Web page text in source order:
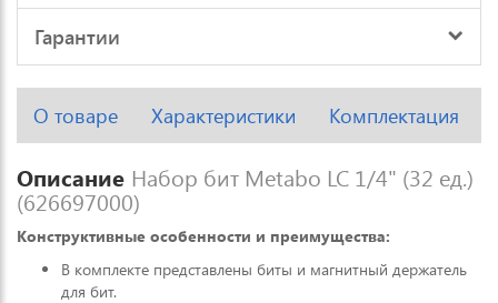
Гарантии
О товаре Характеристики Комплектация
Описание Набор бит Metabo LC 1/4" (32 ед.)
(626697000)
Конструктивные особенности и преимущества:
В комплекте представлены биты и магнитный держатель
для бит.